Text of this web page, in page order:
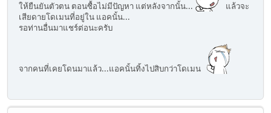
ให้ยืนยันตัวตน ตอนซื้อไม่มีปัญหา แต่หลังจากนั้น...
แล้วจะ
เสียดายโดเมนที่อยู่ใน แอคนั้น...
รอท่านอื่นมาแชร์ต่อนะครับ
จากคนที่เคยโดนมาแล้ว...แอคนั้นทิ้งไปสิบกว่าโดเมน